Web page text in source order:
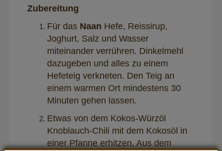
Zubereitung
Für das Naan Hefe, Reissirup,
Joghurt, Salz und Wasser
miteinander verrühren. Dinkelmehl
dazugeben und alles zu einem
Hefeteig verkneten. Den Teig an
einem warmen Ort mindestens 30
Minuten gehen lassen.
Etwas von dem Kokos-Würzöl
Knoblauch-Chili mit dem Kokosöl in
einer Pfanne erhitzen. Aus dem